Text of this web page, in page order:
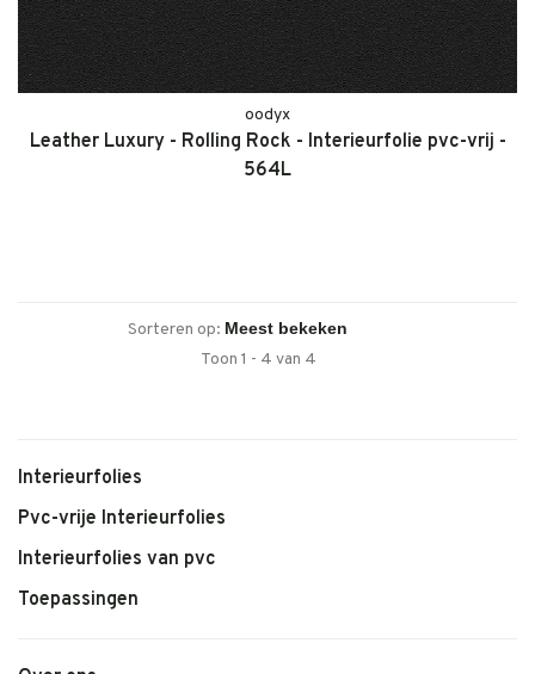
oodyx
Leather Luxury - Rolling Rock - Interieurfolie pvc-vrij -
564L
Sorteren op:
Toon 1 - 4 van 4
Interieurfolies
Pvc-vrije Interieurfolies
Interieurfolies van pvc
Toepassingen